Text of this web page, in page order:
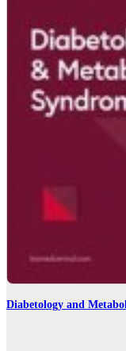
Diabetology and